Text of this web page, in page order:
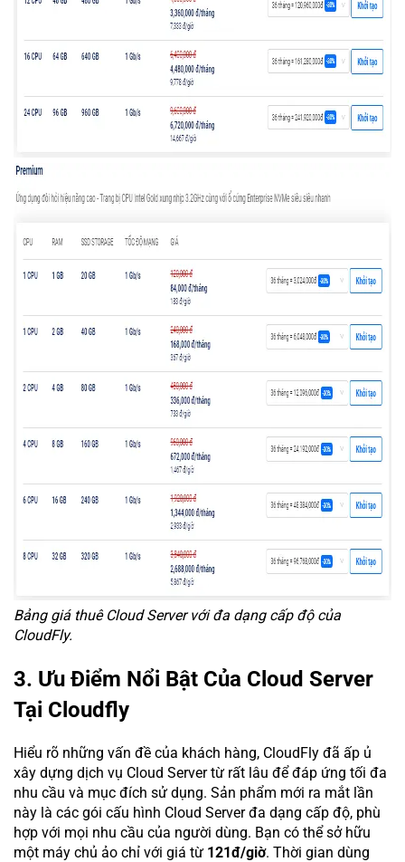
Bảng giá thuê Cloud Server với đa dạng cấp độ của
CloudFly.
3. Ưu Điểm Nổi Bật Của Cloud Server
Tại Cloudfly
Hiểu rõ những vấn đề của khách hàng, CloudFly đã ấp ủ
xây dựng dịch vụ Cloud Server từ rất lâu để đáp ứng tối đa
nhu cầu và mục đích sử dụng. Sản phẩm mới ra mắt lần
này là các gói cấu hình Cloud Server đa dạng cấp độ, phù
hợp với mọi nhu cầu của người dùng. Bạn có thể sở hữu
một máy chủ ảo chỉ với giá từ 121đ/giờ. Thời gian dùng